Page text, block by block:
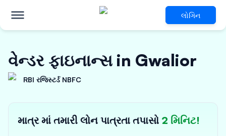
લોગિન
વેન્ડર ફાઇનાન્સ in Gwalior
RBI રજિસ્ટર્ડ NBFC
માત્ર માં તમારી લોન પાત્રતા તપાસો 2 મિનિટ!